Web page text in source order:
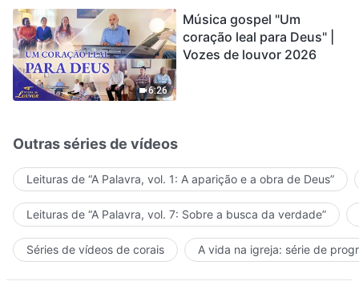
6:26
Música gospel "Um
coração leal para Deus" |
Vozes de louvor 2026
Outras séries de vídeos
Leituras de “A Palavra, vol. 1: A aparição e a obra de Deus”
Leituras de “A Palavra, vol. 7: Sobre a busca da verdade”
Séries de vídeos de corais A vida na igreja: série de